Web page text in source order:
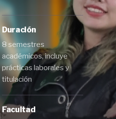
Duración
8 semestres
académicos, incluye
prácticas laborales y
titulación
Facultad